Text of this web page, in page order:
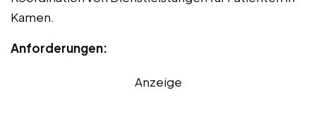
Kamen.
Anforderungen:
Anzeige